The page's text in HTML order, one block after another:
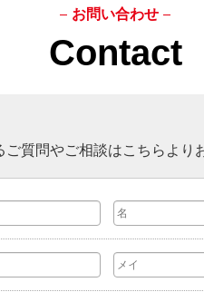
お問い合わせ
Contact
ご質問やご相談はこちらより